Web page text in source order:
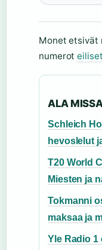
Monet etsivät
numerot
ALA
Schleich
hevoslelut
T20 World
Miesten ja
Tokmanni
maksaa ja
Yle Radio 1